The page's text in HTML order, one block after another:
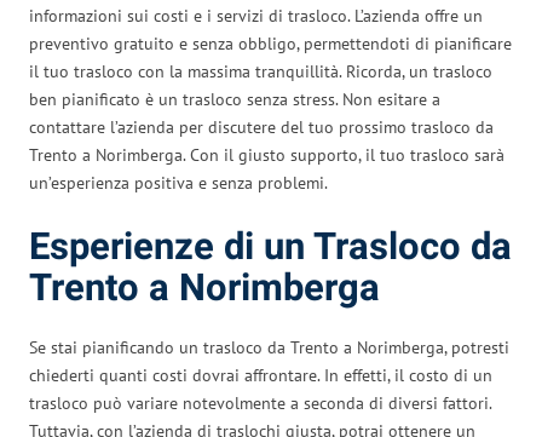
informazioni sui costi e i servizi di trasloco. L’azienda offre un
preventivo gratuito e senza obbligo, permettendoti di pianificare
il tuo trasloco con la massima tranquillità. Ricorda, un trasloco
ben pianificato è un trasloco senza stress. Non esitare a
contattare l’azienda per discutere del tuo prossimo trasloco da
Trento a Norimberga. Con il giusto supporto, il tuo trasloco sarà
un’esperienza positiva e senza problemi.
Esperienze di un Trasloco da
Trento a Norimberga
Se stai pianificando un trasloco da Trento a Norimberga, potresti
chiederti quanti costi dovrai affrontare. In effetti, il costo di un
trasloco può variare notevolmente a seconda di diversi fattori.
Tuttavia, con l’azienda di traslochi giusta, potrai ottenere un